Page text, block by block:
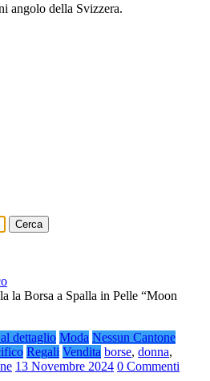
angolo della Svizzera.
la Borsa a Spalla in Pelle “Moon
dettaglio Moda Nessun Cantone
Regali Vendita borse, donna,
13 Novembre 2024 0 Commenti